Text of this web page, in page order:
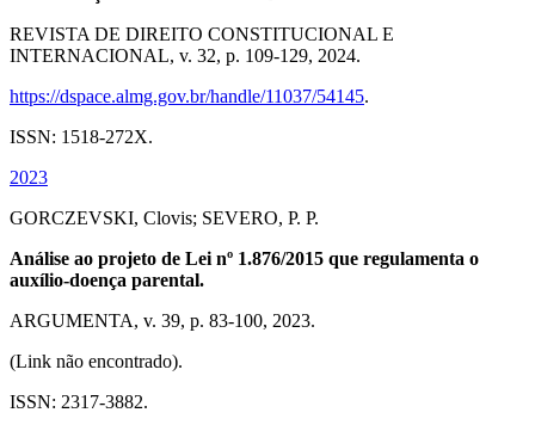
REVISTA DE DIREITO CONSTITUCIONAL E
INTERNACIONAL, v. 32, p. 109-129, 2024.
https://dspace.almg.gov.br/handle/11037/54145.
ISSN: 1518-272X.
2023
GORCZEVSKI, Clovis; SEVERO, P. P.
Análise ao projeto de Lei nº 1.876/2015 que regulamenta o
auxílio-doença parental.
ARGUMENTA, v. 39, p. 83-100, 2023.
(Link não encontrado).
ISSN: 2317-3882.